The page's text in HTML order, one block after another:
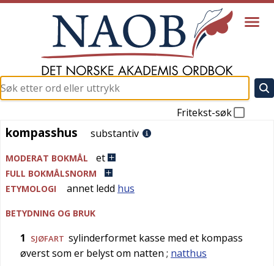
Fritekst-søk
kompasshus
kompasshus substantiv
MODERAT BOKMÅL et
FULL BOKMÅLSNORM
ETYMOLOGI
annet ledd hus
BETYDNING OG BRUK
1 SJØFART sylinderformet kasse med et kompass
øverst som er belyst om natten ; natthus